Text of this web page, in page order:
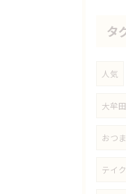
タ
人気
大牟
おつ
テイ